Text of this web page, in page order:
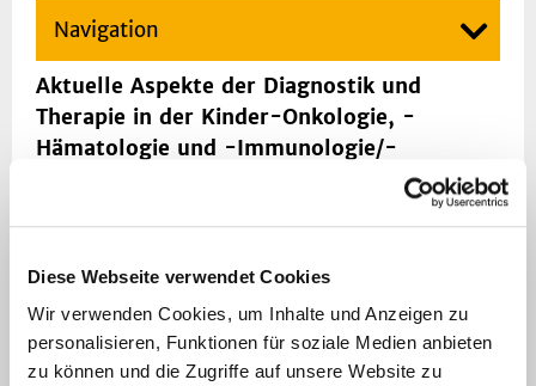
Diese Webseite verwendet Cookies
Wir verwenden Cookies, um Inhalte und Anzeigen zu
personalisieren, Funktionen für soziale Medien anbieten
zu können und die Zugriffe auf unsere Website zu
Navigation
Aktuelle Aspekte der Diagnostik und
Therapie in der Kinder-Onkologie, -
Hämatologie und -Immunologie/-
Anmeldung bitte per E-Mail:
JuttaLotte.Bloser@med.uni-duesseldorf.de
Aktuelle Themen und Referenten
demnächst im Anhang